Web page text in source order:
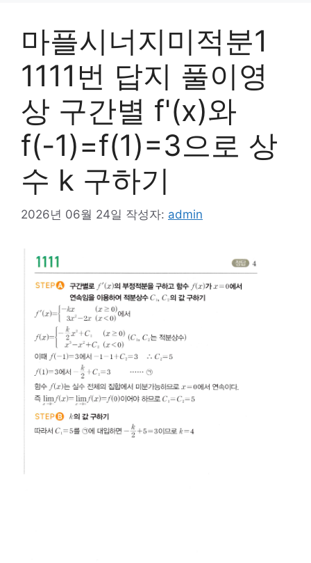
마플시너지미적분1
1111번 답지 풀이영
상 구간별 f'(x)와
f(-1)=f(1)=3으로 상
수 k 구하기
2026년 06월 24일 작성자: admin